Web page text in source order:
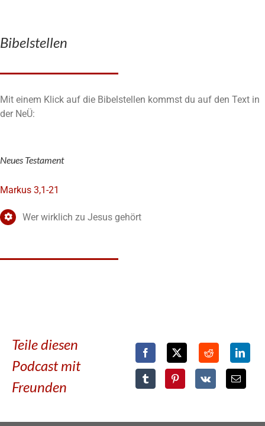
Bibelstellen
Mit einem Klick auf die Bibelstellen kommst du auf den Text in
der NeÜ:
Neues Testament
Markus 3,1-21
Wer wirklich zu Jesus gehört
Teile diesen
Podcast mit
Freunden